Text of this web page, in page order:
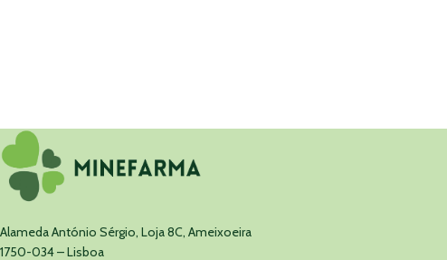
Alameda António Sérgio, Loja 8C, Ameixoeira
1750-034 – Lisboa